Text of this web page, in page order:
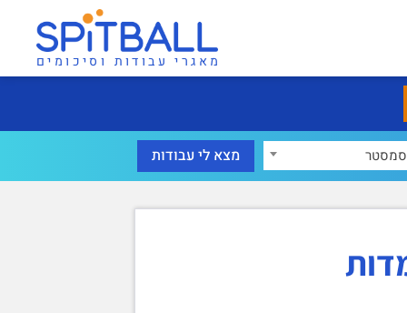
מאגרי עבודות וסיכומים
סמסטר